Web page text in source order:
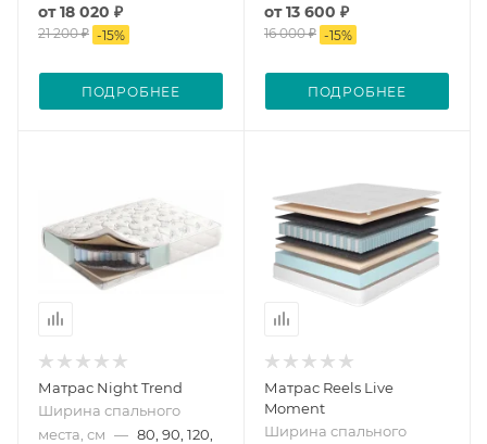
от18 020 ₽
21 200 ₽ -15%
ПОДРОБНЕЕ
от13 600 ₽
16 000 ₽ -15%
ПОДРОБНЕЕ
Матрас Night Trend
Ширина спального
места, см — 80, 90, 120,
Матрас Reels Live
Moment
Ширина спального